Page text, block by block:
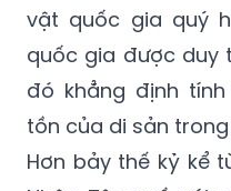
vật quốc gia quý
quốc gia được duy
đó khẳng định
tồn của di sản
Hơn bảy thế kỷ kể